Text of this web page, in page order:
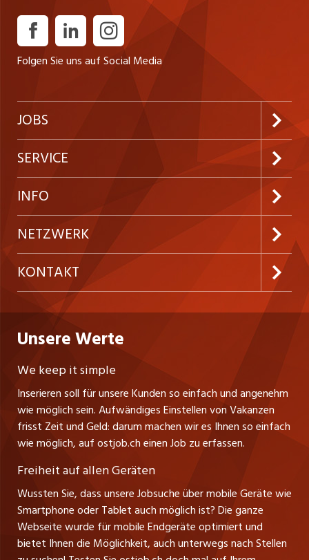
Folgen Sie uns auf Social Media
JOBS
Jobabo abonnieren
Neue Stellen
Festanstellungen
Temporäre Jobs
Freelance Jobs
Praktika
Lehrstellen
Führungspositionen
Management / Kader-Jobs
Berufsgruppen
Top-Regionen
Jobline
SERVICE
Kundenlogin
Inserieren
Firmen
Personalvermittler
INFO
Preise & Leistungen
AGB
Datenschutzerklärung
Nutzungsbedingungen
Stellenmeldepflicht
Schnittstelle
Impressum
NETZWERK
westjob.at
nicejob.de
myjob.ch
zentraljob.ch
jobbasel.ch
jobbern.ch
jobmittelland.ch
jobzüri.ch
schaffu.ch (VS)
KONTAKT
CH Media Classifieds AG
Fürstenlandstrasse 122
CH-9001 St. Gallen
Tel. +41 71 272 73 80
info@ostjob.ch/inserate@ostjob.ch
Henrik Jasek
Leiter ostjob.ch
Fredy Pillinger
Verkauf und Beratung
Christoph Walzl
Verkauf und Beratung
Unsere Werte
We keep it simple
Inserieren soll für unsere Kunden so einfach und angenehm
wie möglich sein. Aufwändiges Einstellen von Vakanzen
frisst Zeit und Geld: darum machen wir es Ihnen so einfach
wie möglich, auf ostjob.ch einen Job zu erfassen.
Freiheit auf allen Geräten
Wussten Sie, dass unsere Jobsuche über mobile Geräte wie
Smartphone oder Tablet auch möglich ist? Die ganze
Webseite wurde für mobile Endgeräte optimiert und
bietet Ihnen die Möglichkeit, auch unterwegs nach Stellen